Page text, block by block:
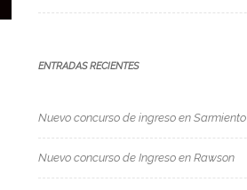
ENTRADAS RECIENTES
Nuevo concurso de ingreso en Sarmiento
Nuevo concurso de Ingreso en Rawson